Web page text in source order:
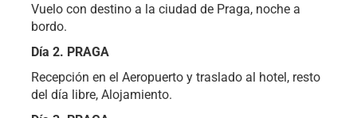
Vuelo con destino a la ciudad de Praga, noche a
bordo.
Día 2. PRAGA
Recepción en el Aeropuerto y traslado al hotel, resto
del día libre, Alojamiento.